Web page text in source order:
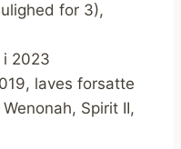
for 3),
i 2023
laves forsatte
Spirit II,